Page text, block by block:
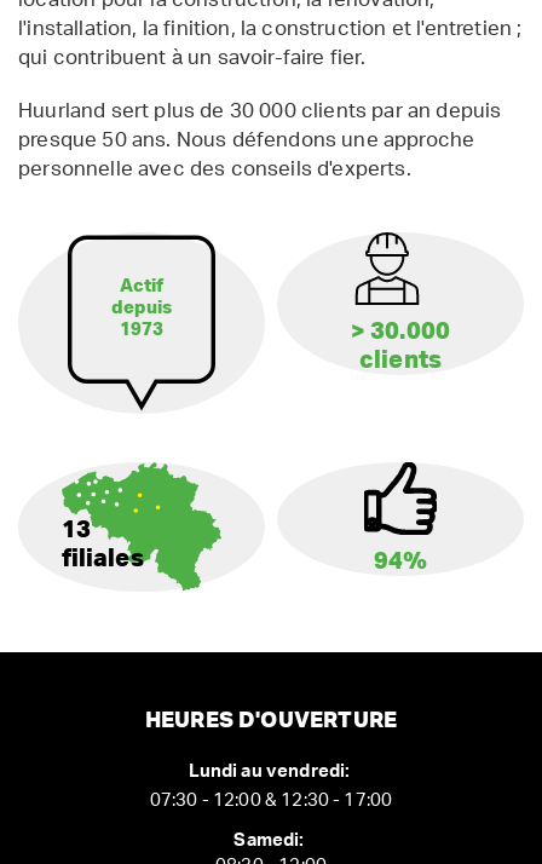
l'installation, la finition, la construction et l'entretien ;
qui contribuent à un savoir-faire fier.
Huurland sert plus de 30 000 clients par an depuis
presque 50 ans. Nous défendons une approche
personnelle avec des conseils d'experts.
Actif
depuis
1973
> 30.000
clients
13
filiales
94%
HEURES D'OUVERTURE
Lundi au vendredi:
07:30 - 12:00 & 12:30 - 17:00
Samedi: